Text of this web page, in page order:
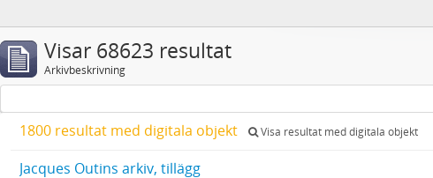
Visar 68623 resultat
Arkivbeskrivning
1800 resultat med digitala objekt Visa resultat med digitala objekt
Jacques Outins arkiv, tillägg